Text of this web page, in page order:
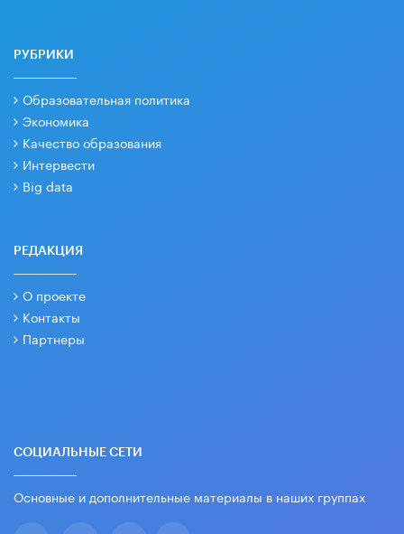
РУБРИКИ
Образовательная политика
Экономика
Качество образования
Интервести
Big data
РЕДАКЦИЯ
О проекте
Контакты
Партнеры
СОЦИАЛЬНЫЕ СЕТИ
Основные и дополнительные материалы в наших группах